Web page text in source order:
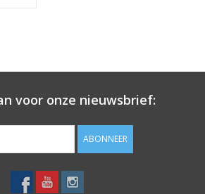
voor onze nieuwsbrief:
ABONNEER